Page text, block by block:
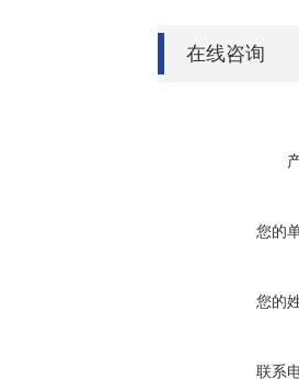
在线咨询
您的
您的
联系